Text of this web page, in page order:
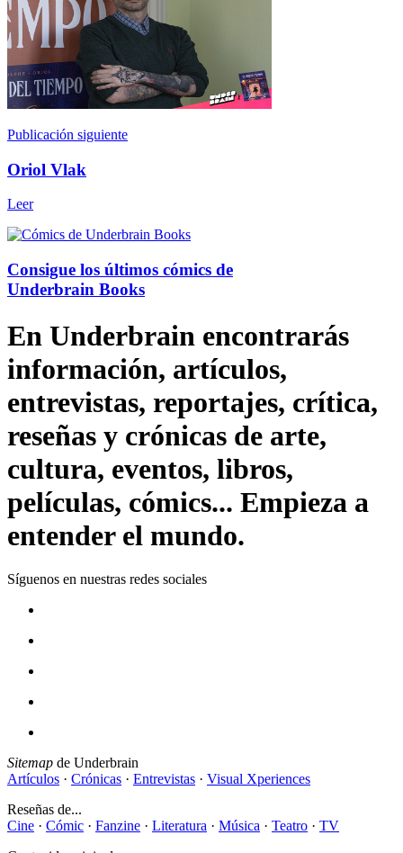
Publicación siguiente
Oriol Vlak
Leer
Consigue los últimos cómics de
Underbrain Books
En Underbrain encontrarás
información, artículos,
entrevistas, reportajes, crítica,
reseñas y crónicas de arte,
cultura, eventos, libros,
películas, cómics... Empieza a
entender el mundo.
Síguenos en nuestras redes sociales
Sitemap de Underbrain
Artículos · Crónicas · Entrevistas · Visual Xperiences
Reseñas de...
Cine · Cómic · Fanzine · Literatura · Música · Teatro · TV